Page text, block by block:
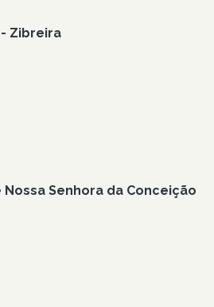
- Zibreira
Senhora da Conceição